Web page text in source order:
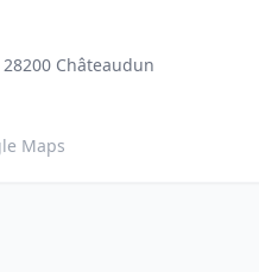
Châteaudun
Maps